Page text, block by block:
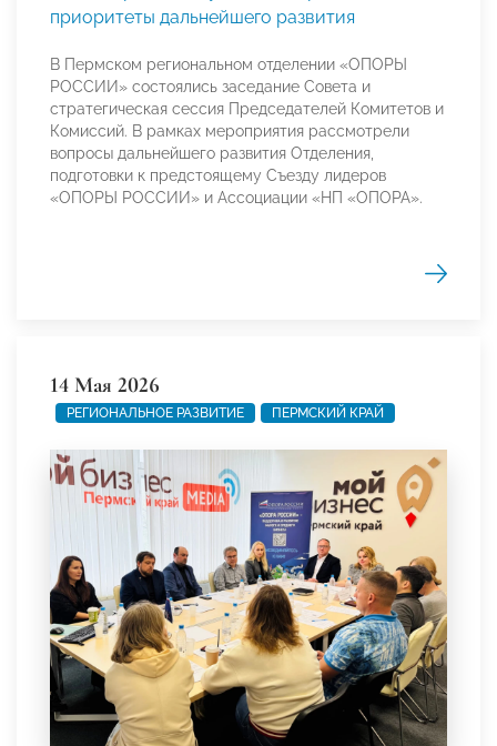
приоритеты дальнейшего развития
В Пермском региональном отделении «ОПОРЫ
РОССИИ» состоялись заседание Совета и
стратегическая сессия Председателей Комитетов и
Комиссий. В рамках мероприятия рассмотрели
вопросы дальнейшего развития Отделения,
подготовки к предстоящему Съезду лидеров
«ОПОРЫ РОССИИ» и Ассоциации «НП «ОПОРА».
14 Мая 2026
РЕГИОНАЛЬНОЕ РАЗВИТИЕ ПЕРМСКИЙ КРАЙ